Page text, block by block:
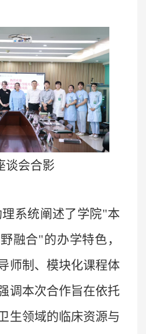
谈会合影
系统阐述了学院"本
融合"的办学特色，
师制、模块化课程体
调本次合作旨在依托
生领域的临床资源与